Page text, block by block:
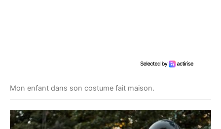
Mon enfant dans son costume fait maison.